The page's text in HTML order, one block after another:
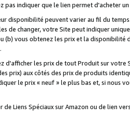
pas indiquer que le lien permet d'acheter
disponibilité peuvent varier au fil du
de changer, votre Site peut indiquer
(b) vous obtenez les prix et la disponibilité
.
d'afficher les prix de tout Produit sur
prix) aux côtés des prix de produits
le prix « neuf » le plus bas et, si nous
de Liens Spéciaux sur Amazon ou de lien